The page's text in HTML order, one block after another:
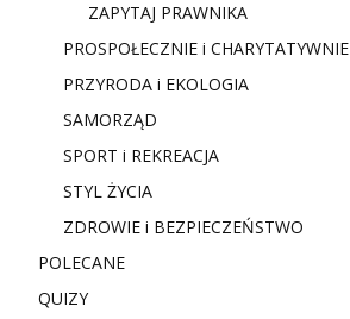
ZAPYTAJ PRAWNIKA
PROSPOŁECZNIE i CHARYTATYWNIE
PRZYRODA i EKOLOGIA
SAMORZĄD
SPORT i REKREACJA
STYL ŻYCIA
ZDROWIE i BEZPIECZEŃSTWO
POLECANE
QUIZY